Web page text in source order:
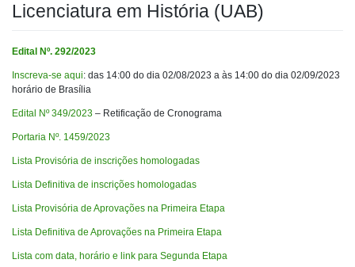
Licenciatura em História (UAB)
Edital Nº. 292/2023
Inscreva-se aqui: das 14:00 do dia 02/08/2023 a às 14:00 do dia 02/09/2023
horário de Brasília
Edital Nº 349/2023 – Retificação de Cronograma
Portaria Nº. 1459/2023
Lista Provisória de inscrições homologadas
Lista Definitiva de inscrições homologadas
Lista Provisória de Aprovações na Primeira Etapa
Lista Definitiva de Aprovações na Primeira Etapa
Lista com data, horário e link para Segunda Etapa